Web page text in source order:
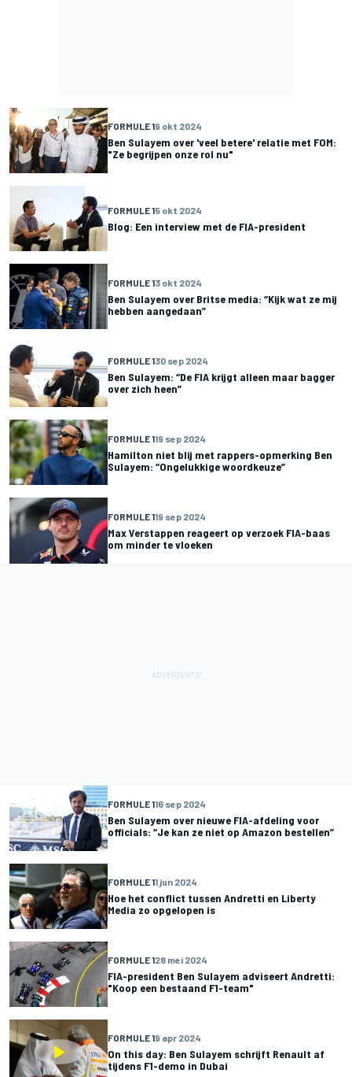
FORMULE 19 okt 2024
Ben Sulayem over 'veel betere' relatie met FOM:
"Ze begrijpen onze rol nu"
FORMULE 15 okt 2024
Blog: Een interview met de FIA-president
FORMULE 13 okt 2024
Ben Sulayem over Britse media: “Kijk wat ze mij
hebben aangedaan”
FORMULE 130 sep 2024
Ben Sulayem: “De FIA krijgt alleen maar bagger
over zich heen”
FORMULE 119 sep 2024
Hamilton niet blij met rappers-opmerking Ben
Sulayem: “Ongelukkige woordkeuze”
FORMULE 119 sep 2024
Max Verstappen reageert op verzoek FIA-baas
om minder te vloeken
FORMULE 116 sep 2024
Ben Sulayem over nieuwe FIA-afdeling voor
officials: “Je kan ze niet op Amazon bestellen”
FORMULE 11 jun 2024
Hoe het conflict tussen Andretti en Liberty
Media zo opgelopen is
FORMULE 128 mei 2024
FIA-president Ben Sulayem adviseert Andretti:
"Koop een bestaand F1-team"
FORMULE 19 apr 2024
On this day: Ben Sulayem schrijft Renault af
tijdens F1-demo in Dubai